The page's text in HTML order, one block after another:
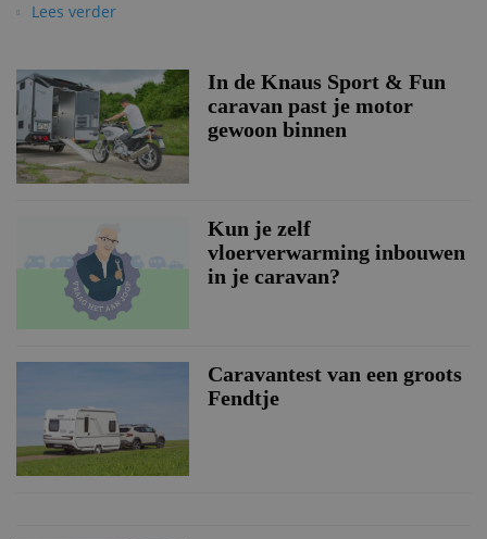
Lees verder
In de Knaus Sport & Fun
caravan past je motor
gewoon binnen
Kun je zelf
vloerverwarming inbouwen
in je caravan?
Caravantest van een groots
Fendtje